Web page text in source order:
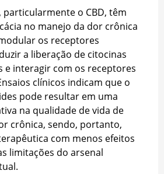
particularmente o CBD, têm
no manejo da dor crônica
os receptores
a liberação de citocinas
e interagir com os receptores
clínicos indicam que o
pode resultar em uma
na qualidade de vida de
crônica, sendo, portanto,
com menos efeitos
limitações do arsenal